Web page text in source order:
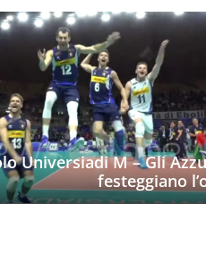
Universiadi M – Gli
festeggiano